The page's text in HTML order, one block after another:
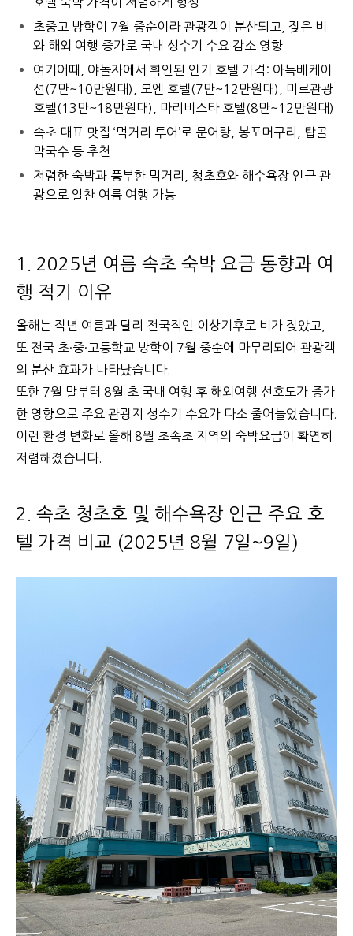
초중고 방학이 7월 중순이라 관광객이 분산되고, 잦은 비
와 해외 여행 증가로 국내 성수기 수요 감소 영향
여기어때, 야놀자에서 확인된 인기 호텔 가격: 아늑베케이
션(7만~10만원대), 모엔 호텔(7만~12만원대), 미르관광
호텔(13만~18만원대), 마리비스타 호텔(8만~12만원대)
속초 대표 맛집 ‘먹거리 투어’로 문어랑, 봉포머구리, 탑골
막국수 등 추천
저렴한 숙박과 풍부한 먹거리, 청초호와 해수욕장 인근 관
광으로 알찬 여름 여행 가능
1. 2025년 여름 속초 숙박 요금 동향과 여
행 적기 이유
올해는 작년 여름과 달리 전국적인 이상기후로 비가 잦았고,
또 전국 초·중·고등학교 방학이 7월 중순에 마무리되어 관광객
의 분산 효과가 나타났습니다.
또한 7월 말부터 8월 초 국내 여행 후 해외여행 선호도가 증가
한 영향으로 주요 관광지 성수기 수요가 다소 줄어들었습니다.
이런 환경 변화로 올해 8월 초속초 지역의 숙박요금이 확연히
저렴해졌습니다.
2. 속초 청초호 및 해수욕장 인근 주요 호
텔 가격 비교 (2025년 8월 7일~9일)